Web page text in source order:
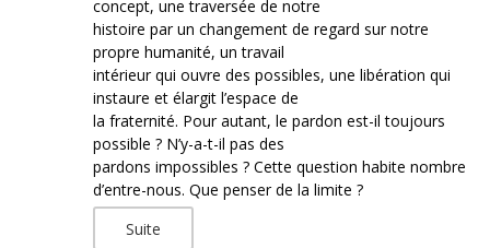
concept, une traversée de notre
histoire par un changement de regard sur notre
propre humanité, un travail
intérieur qui ouvre des possibles, une libération qui
instaure et élargit l’espace de
la fraternité. Pour autant, le pardon est-il toujours
possible ? N’y-a-t-il pas des
pardons impossibles ? Cette question habite nombre
d’entre-nous. Que penser de la limite ?
Suite